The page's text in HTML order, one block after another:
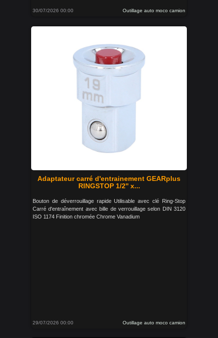
30/07/2026 00:00 Outillage auto moco camion
Adaptateur carré d'entrainement GEARplus
RINGSTOP 1/2'' x...
Bouton de déverrouillage rapide Utilisable avec clé Ring-Stop
Carré d'entraînement avec bille de verrouillage selon DIN 3120
ISO 1174 Finition chromée Chrome Vanadium
29/07/2026 00:00 Outillage auto moco camion